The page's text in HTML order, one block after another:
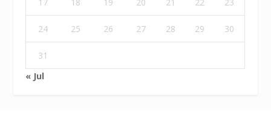
24 25 26 27 28 29 30
31
« Jul